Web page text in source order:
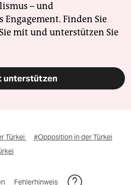
– und
Finden Sie
mit und unterstützen Sie
unterstützen
Türkei
#Opposition in der Türkei
Fehlerhinweis